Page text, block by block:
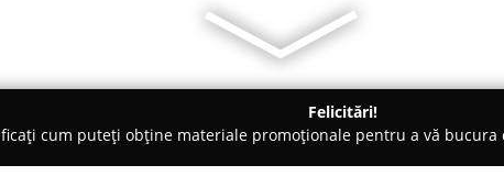
Felicitări!
cum puteți obține materiale promoționale pentru a vă bucura